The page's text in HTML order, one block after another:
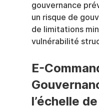
gouvernance
un risque de
de limitations
vulnérabilité
E-
l’échelle